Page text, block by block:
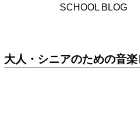
SCHOOL BLOG
大人・シニアのための音